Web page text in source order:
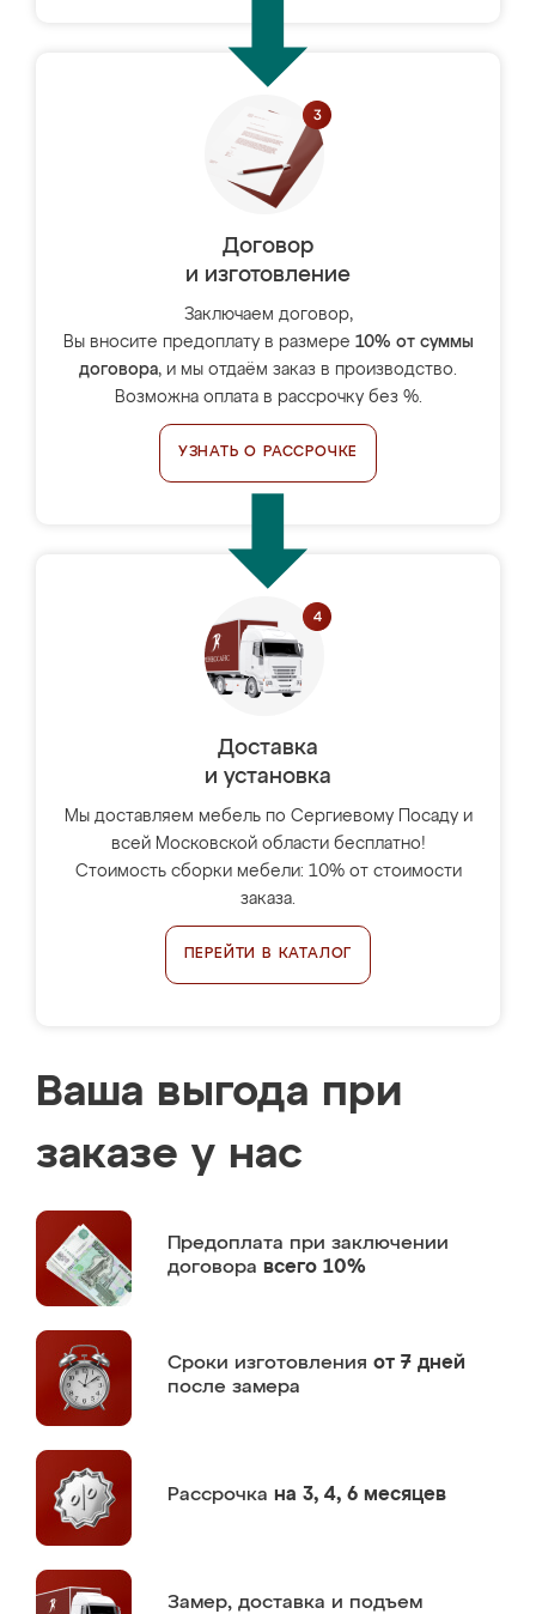
Договор
и изготовление
Заключаем договор,
Вы вносите предоплату в размере 10% от суммы
договора, и мы отдаём заказ в производство.
Возможна оплата в рассрочку без %.
УЗНАТЬ О РАССРОЧКЕ
Доставка
и установка
Мы доставляем мебель по Сергиевому Посаду и
всей Московской области бесплатно!
Стоимость сборки мебели: 10% от стоимости
заказа.
ПЕРЕЙТИ В КАТАЛОГ
Ваша выгода при
заказе у нас
Предоплата при заключении
договора всего 10%
Сроки изготовления от 7 дней
после замера
Рассрочка на 3, 4, 6 месяцев
Замер, доставка и подъем